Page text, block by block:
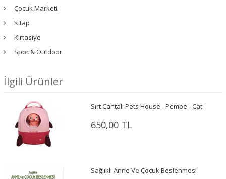
Çocuk Marketi
Kitap
Kırtasiye
Spor & Outdoor
İlgili Ürünler
Sırt Çantalı Pets House - Pembe - Cat
650,00 TL
Sağlıklı Anne Ve Çocuk Beslenmesi